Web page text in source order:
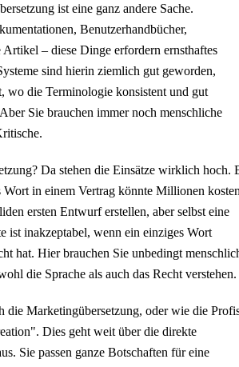
ist eine ganz andere Sache.
Benutzerhandbücher,
Artikel – diese Dinge erfordern ernsthaftes
sind hierin ziemlich gut geworden,
wo die Terminologie konsistent und gut
Sie brauchen immer noch menschliche
Da stehen die Einsätze wirklich hoch.
Wort in einem Vertrag könnte Millionen
ersten Entwurf erstellen, aber selbst eine
ist inakzeptabel, wenn ein einziges Wort
hat. Hier brauchen Sie unbedingt
die Sprache als auch das Recht verstehen.
die Marketingübersetzung, oder wie die
Dies geht weit über die direkte
Sie passen ganze Botschaften für eine